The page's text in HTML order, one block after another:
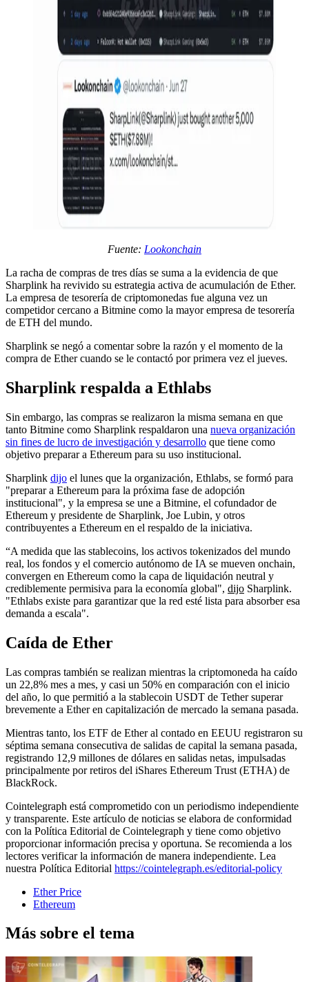
Fuente: Lookonchain
La racha de compras de tres días se suma a la evidencia de que
Sharplink ha revivido su estrategia activa de acumulación de Ether.
La empresa de tesorería de criptomonedas fue alguna vez un
competidor cercano a Bitmine como la mayor empresa de tesorería
de ETH del mundo.
Sharplink se negó a comentar sobre la razón y el momento de la
compra de Ether cuando se le contactó por primera vez el jueves.
Sharplink respalda a Ethlabs
Sin embargo, las compras se realizaron la misma semana en que
tanto Bitmine como Sharplink respaldaron una nueva organización
sin fines de lucro de investigación y desarrollo que tiene como
objetivo preparar a Ethereum para su uso institucional.
Sharplink dijo el lunes que la organización, Ethlabs, se formó para
"preparar a Ethereum para la próxima fase de adopción
institucional", y la empresa se une a Bitmine, el cofundador de
Ethereum y presidente de Sharplink, Joe Lubin, y otros
contribuyentes a Ethereum en el respaldo de la iniciativa.
“A medida que las stablecoins, los activos tokenizados del mundo
real, los fondos y el comercio autónomo de IA se mueven onchain,
convergen en Ethereum como la capa de liquidación neutral y
crediblemente permisiva para la economía global", dijo Sharplink.
"Ethlabs existe para garantizar que la red esté lista para absorber esa
demanda a escala".
Caída de Ether
Las compras también se realizan mientras la criptomoneda ha caído
un 22,8% mes a mes, y casi un 50% en comparación con el inicio
del año, lo que permitió a la stablecoin USDT de Tether superar
brevemente a Ether en capitalización de mercado la semana pasada.
Mientras tanto, los ETF de Ether al contado en EEUU registraron su
séptima semana consecutiva de salidas de capital la semana pasada,
registrando 12,9 millones de dólares en salidas netas, impulsadas
principalmente por retiros del iShares Ethereum Trust (ETHA) de
BlackRock.
Cointelegraph está comprometido con un periodismo independiente
y transparente. Este artículo de noticias se elabora de conformidad
con la Política Editorial de Cointelegraph y tiene como objetivo
proporcionar información precisa y oportuna. Se recomienda a los
lectores verificar la información de manera independiente. Lea
nuestra Política Editorial https://cointelegraph.es/editorial-policy
Ether Price
Ethereum
Más sobre el tema